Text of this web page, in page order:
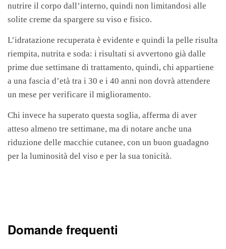
nutrire il corpo dall’interno, quindi non limitandosi alle
solite creme da spargere su viso e fisico.
L’idratazione recuperata è evidente e quindi la pelle risulta
riempita, nutrita e soda: i risultati si avvertono già dalle
prime due settimane di trattamento, quindi, chi appartiene
a una fascia d’età tra i 30 e i 40 anni non dovrà attendere
un mese per verificare il miglioramento.
Chi invece ha superato questa soglia, afferma di aver
atteso almeno tre settimane, ma di notare anche una
riduzione delle macchie cutanee, con un buon guadagno
per la luminosità del viso e per la sua tonicità.
Domande frequenti